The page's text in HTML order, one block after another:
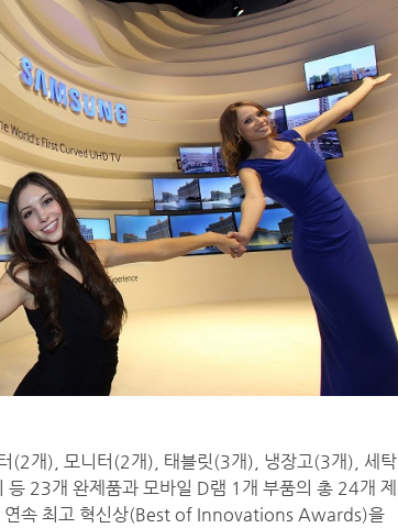
(2개), 모니터(2개), 태블릿(3개), 냉장고(3개), 세탁
23개 완제품과 모바일 D램 1개 부품의 총 24개 제
연속 최고 혁신상(Best of Innovations Awards)을